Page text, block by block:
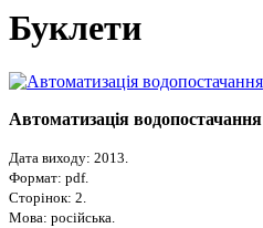
Буклети
Автоматизація водопостачання
Дата виходу: 2013.
Формат: pdf.
Сторінок: 2.
Мова: російська.